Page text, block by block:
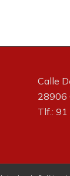
Calle
28906
Tlf.: